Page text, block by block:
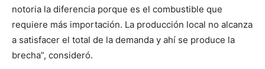
notoria la diferencia porque es el combustible que
requiere más importación. La producción local no alcanza
a satisfacer el total de la demanda y ahí se produce la
brecha”, consideró.